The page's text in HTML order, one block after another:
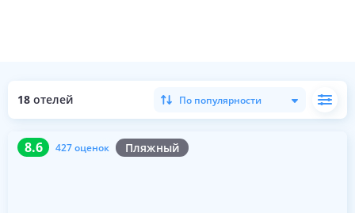
18 отелей По популярности
8.6 427 оценок Пляжный
8.6 427 оценок